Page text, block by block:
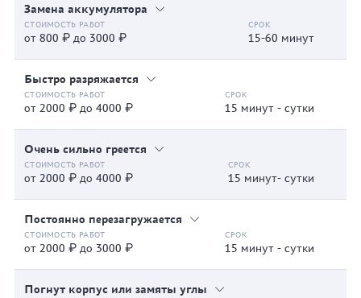
Замена аккумулятора
от 800 ₽ до 3000 ₽ 15-60 минут
Быстро разряжается
от 2000 ₽ до 4000 ₽ 15 минут - сутки
Очень сильно греется
от 2000 ₽ до 4000 ₽ 15 минут- сутки
Постоянно перезагружается
от 2000 ₽ до 3000 ₽ 15 минут - сутки
Погнут корпус или замяты углы